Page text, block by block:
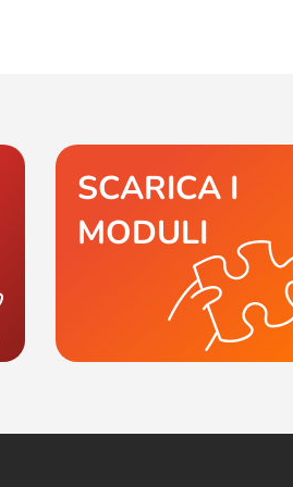
SCARICA I
MODULI